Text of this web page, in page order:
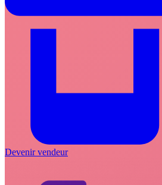
Devenir vendeur